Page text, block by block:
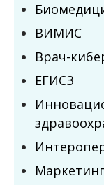
ВИМИС
Врач-
ЕГИСЗ